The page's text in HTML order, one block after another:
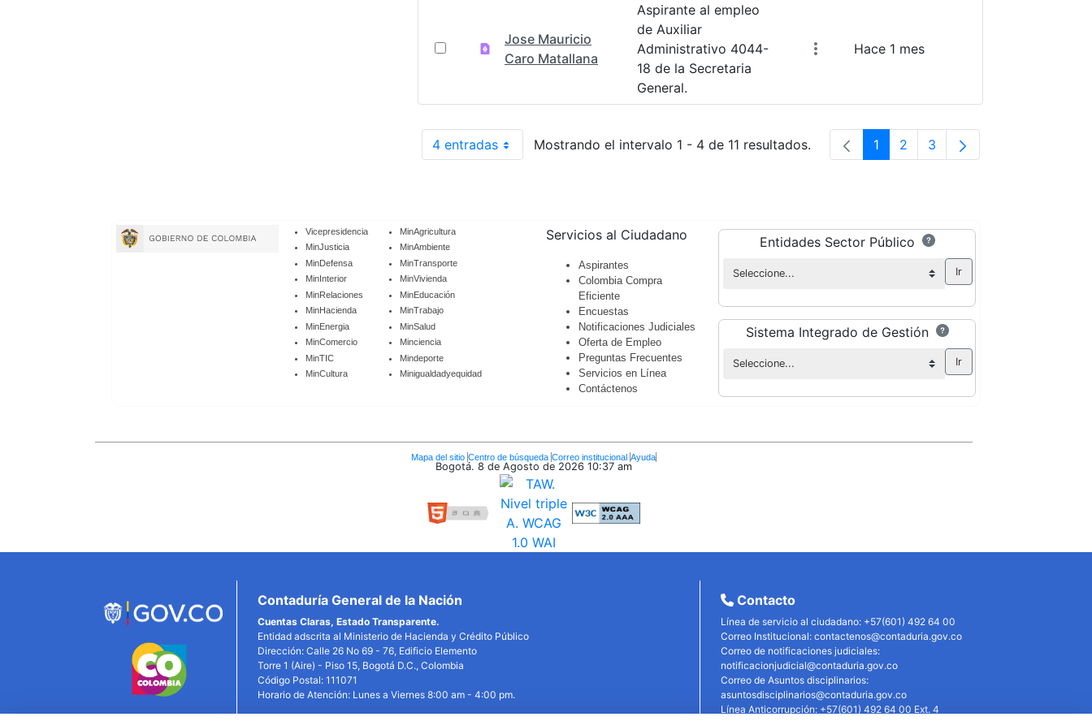
Jose Mauricio
Caro Matallana
Aspirante al empleo
de Auxiliar
Administrativo 4044-
18 de la Secretaria
General.
Hace 1 mes
4 entradasPor páginaMostrando el intervalo 1 - 4 de 11 resultados. Página
1 Página
2 Página
3
Vicepresidencia
MinJusticia
MinDefensa
MinInterior
MinRelaciones
MinHacienda
MinEnergia
MinComercio
MinTIC
MinCultura
MinAgricultura
MinAmbiente
MinTransporte
MinVivienda
MinEducación
MinTrabajo
MinSalud
Minciencia
Mindeporte
Minigualdadyequidad
Servicios al Ciudadano
Aspirantes
Colombia Compra
Eficiente
Encuestas
Notificaciones Judiciales
Oferta de Empleo
Preguntas Frecuentes
Servicios en Línea
Contáctenos
Entidades Sector Público
Sistema Integrado de Gestión
Mapa del sitio Centro de búsqueda Correo institucional Ayuda
Bogotá. 8 de Agosto de 2026 10:37 am
Contaduría General de la Nación
Cuentas Claras, Estado Transparente.
Entidad adscrita al Ministerio de Hacienda y Crédito Público
Dirección: Calle 26 No 69 - 76, Edificio Elemento
Torre 1 (Aire) - Piso 15, Bogotá D.C., Colombia
Código Postal: 111071
Horario de Atención: Lunes a Viernes 8:00 am - 4:00 pm.
Contacto
Línea de servicio al ciudadano: +57(601) 492 64 00
Correo Institucional: contactenos@contaduria.gov.co
Correo de notificaciones judiciales:
notificacionjudicial@contaduria.gov.co
Correo de Asuntos disciplinarios:
asuntosdisciplinarios@contaduria.gov.co
Línea Anticorrupción: +57(601) 492 64 00 Ext. 4